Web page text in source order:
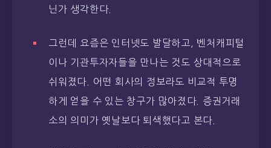
닌가 생각한다.
그런데 요즘은 인터넷도 발달하고, 벤처캐피털
이나 기관투자자들을 만나는 것도 상대적으로
쉬워졌다. 어떤 회사의 정보라도 비교적 투명
하게 얻을 수 있는 창구가 많아졌다. 증권거래
소의 의미가 옛날보다 퇴색했다고 본다.